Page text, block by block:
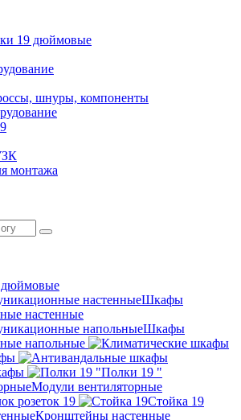
19 дюймовые
шнуры, компоненты
монтажа
Шкафы
настенные
Шкафы
напольные
Полки 19 "
Модули вентиляторные
розеток 19
Стойка 19
Кронштейны настенные